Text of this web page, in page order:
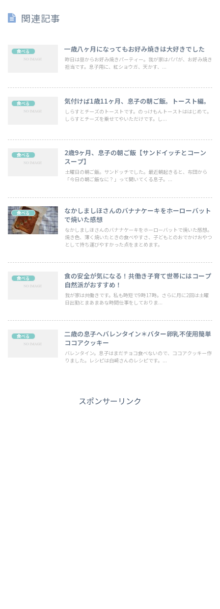
関連記事
食べる 一歳八ヶ月になってもお好み焼きは大好きでした
昨日は昼からお好み焼きパーティー。我が家はパパが、お好み焼き
担当です。息子用に、紅ショウガ、天かす、...
食べる 気付けば1歳11ヶ月、息子の朝ご飯。トースト編。
しらすとチーズのトーストです。のっけもんトーストははじめて。
しらすとチーズを乗せてやいただけです。し...
食べる
2歳9ヶ月、息子の朝ご飯【サンドイッチとコーン
スープ】
土曜日の朝ご飯。サンドッチでした。最近朝起きると、布団から
「今日の朝ご飯なに？」って聞いてくる息子。...
食べる
なかしましほさんのバナナケーキをホーローバット
で焼いた感想
なかしましほさんのバナナケーキをホーローバットで焼いた感想。
焼き色、薄く焼いたときの食べやすさ、子どもとのおでかけおやつ
として持ち運びやすかった点をまとめます。
食べる
食の安全が気になる！共働き子育て世帯にはコープ
自然派がおすすめ！
我が家は共働きです。私も時短で9時17時。さらに月に2回は土曜
日出勤とまあまあな時間仕事をしておりま...
食べる
二歳の息子へバレンタイン＊バター卵乳不使用簡単
ココアクッキー
バレンタイン。息子はまだチョコ食べないので、ココアクッキー作
りました。レシピは白崎さんのレシピです。...
スポンサーリンク